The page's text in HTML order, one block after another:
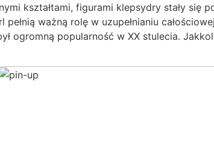
kształtami, figurami klepsydry stały się
ważną rolę w uzupełnianiu
ogromną popularność w XX stulecia.